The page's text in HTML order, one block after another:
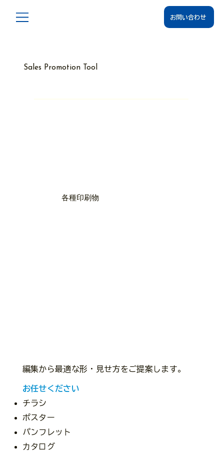
お問い合わせ
Sales Promotion Tool
各種印刷物
編集から最適な形・見せ方をご提案します。
​​お任せください
チラシ
ポスター
パンフレット
カタログ